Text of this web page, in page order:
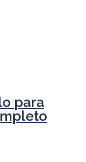
para